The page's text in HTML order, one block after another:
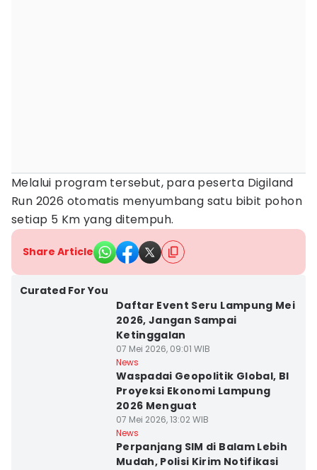
Melalui program tersebut, para peserta Digiland
Run 2026 otomatis menyumbang satu bibit pohon
setiap 5 Km yang ditempuh.
Share Article
Curated For You
Daftar Event Seru Lampung Mei
2026, Jangan Sampai
Ketinggalan
07 Mei 2026, 09:01 WIB
News
Waspadai Geopolitik Global, BI
Proyeksi Ekonomi Lampung
2026 Menguat
07 Mei 2026, 13:02 WIB
News
Perpanjang SIM di Balam Lebih
Mudah, Polisi Kirim Notifikasi